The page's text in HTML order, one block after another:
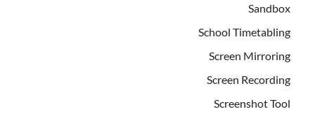
Sandbox
School Timetabling
Screen Mirroring
Screen Recording
Screenshot Tool